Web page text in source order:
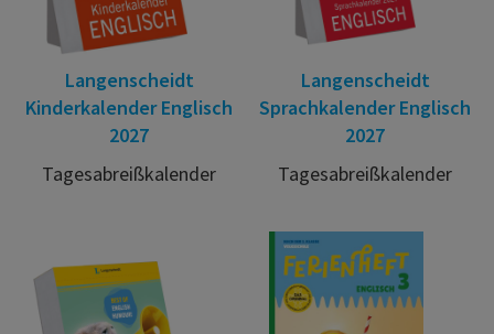
Langenscheidt
Kinderkalender Englisch
2027
Tagesabreißkalender
Langenscheidt
Sprachkalender Englisch
2027
Tagesabreißkalender